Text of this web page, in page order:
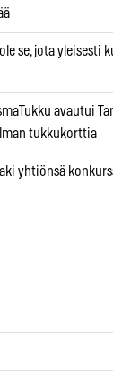
se, jota yleisesti
avautui
tukkukorttia
yhtiönsä